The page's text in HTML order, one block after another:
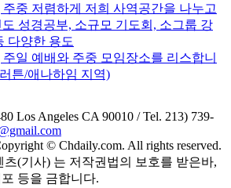
주중 저렴하게 저희 사역공간을 나누고
성경공부, 소규모 기도회, 소그룹 강
다양한 용도
주일 예배와 주중 모임장소를 리스합니
튼/애나하임 지역)
Los Angeles CA 90010 / Tel. 213) 739-
© Chdaily.com. All rights reserved.
(기사) 는 저작권법의 보호를 받은바,
등을 금합니다.